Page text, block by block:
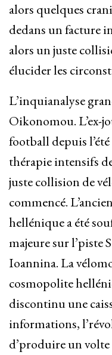
alors quelques
dedans un facture
alors un juste
élucider les
L’inquianalyse
Oikonomou. L’ex-
football depuis
thérapie intensifs
juste collision de
commencé.
hellénique a été
majeure sur l’piste
Ioannina. La
cosmopolite
discontinu une
informations,
d’produire un